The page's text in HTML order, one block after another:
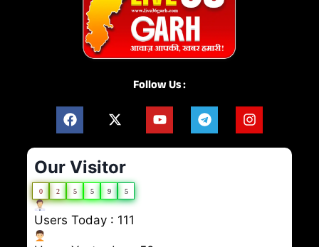
Follow Us :
Our Visitor
0 2 5 5 9 5
Users Today : 111